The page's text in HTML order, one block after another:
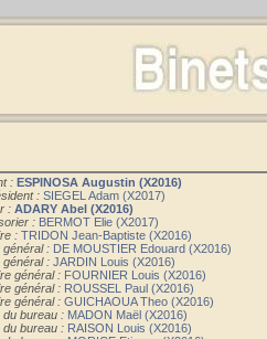
: ESPINOSA Augustin (X2016)
: SIEGEL Adam (X2017)
: ADARY Abel (X2016)
: BERMOT Elie (X2017)
: TRIDON Jean-Baptiste (X2016)
général : DE MOUSTIER Edouard (X2016)
général : JARDIN Louis (X2016)
général : FOURNIER Louis (X2016)
général : ROUSSEL Paul (X2016)
général : GUICHAOUA Theo (X2016)
du bureau : MADON Maël (X2016)
du bureau : RAISON Louis (X2016)